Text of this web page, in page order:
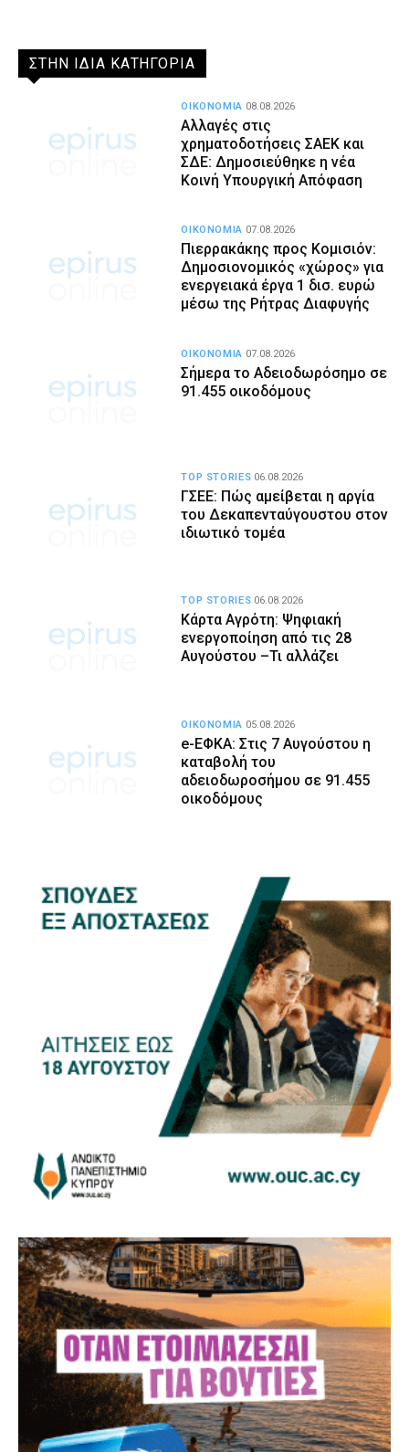
ΣΤΗΝ ΙΔΙΑ ΚΑΤΗΓΟΡΙΑ
Αλλαγές στις
χρηματοδοτήσεις ΣΑΕΚ και
ΣΔΕ: Δημοσιεύθηκε η νέα
Κοινή Υπουργική Απόφαση
ΟΙΚΟΝΟΜΙΑ 08.08.2026
Πιερρακάκης προς Κομισιόν:
Δημοσιονομικός «χώρος» για
ενεργειακά έργα 1 δισ. ευρώ
μέσω της Ρήτρας Διαφυγής
ΟΙΚΟΝΟΜΙΑ 07.08.2026
Σήμερα το Αδειοδωρόσημο σε
91.455 οικοδόμους
ΟΙΚΟΝΟΜΙΑ 07.08.2026
ΓΣΕΕ: Πώς αμείβεται η αργία
του Δεκαπενταύγουστου στον
ιδιωτικό τομέα
TOP STORIES 06.08.2026
Κάρτα Αγρότη: Ψηφιακή
ενεργοποίηση από τις 28
Αυγούστου –Τι αλλάζει
TOP STORIES 06.08.2026
e-ΕΦΚΑ: Στις 7 Αυγούστου η
καταβολή του
αδειοδωροσήμου σε 91.455
οικοδόμους
ΟΙΚΟΝΟΜΙΑ 05.08.2026